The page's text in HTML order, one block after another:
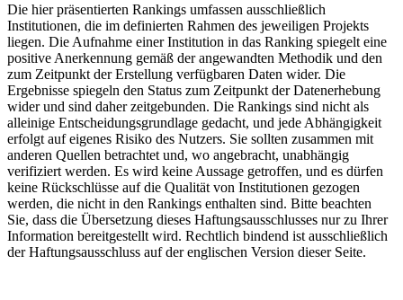
Die hier präsentierten Rankings umfassen ausschließlich
Institutionen, die im definierten Rahmen des jeweiligen Projekts
liegen. Die Aufnahme einer Institution in das Ranking spiegelt eine
positive Anerkennung gemäß der angewandten Methodik und den
zum Zeitpunkt der Erstellung verfügbaren Daten wider. Die
Ergebnisse spiegeln den Status zum Zeitpunkt der Datenerhebung
wider und sind daher zeitgebunden. Die Rankings sind nicht als
alleinige Entscheidungsgrundlage gedacht, und jede Abhängigkeit
erfolgt auf eigenes Risiko des Nutzers. Sie sollten zusammen mit
anderen Quellen betrachtet und, wo angebracht, unabhängig
verifiziert werden. Es wird keine Aussage getroffen, und es dürfen
keine Rückschlüsse auf die Qualität von Institutionen gezogen
werden, die nicht in den Rankings enthalten sind. Bitte beachten
Sie, dass die Übersetzung dieses Haftungsausschlusses nur zu Ihrer
Information bereitgestellt wird. Rechtlich bindend ist ausschließlich
der Haftungsausschluss auf der englischen Version dieser Seite.